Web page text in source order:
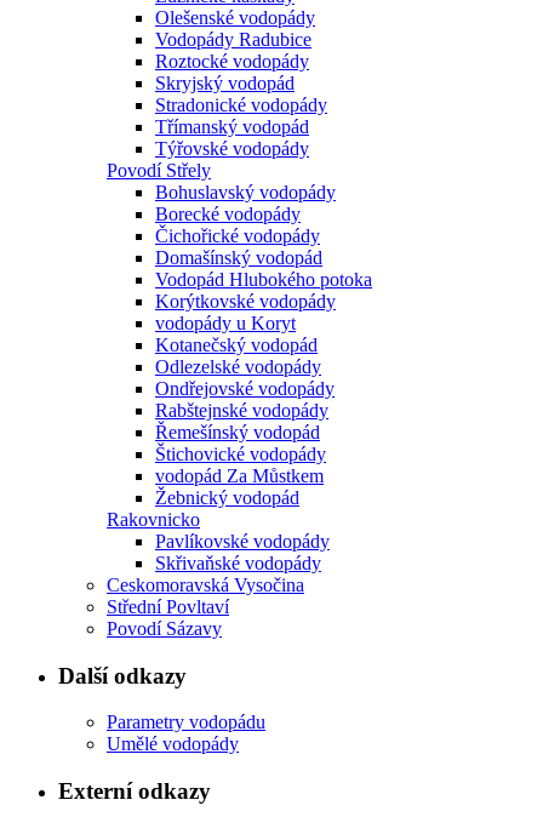
Olešenské vodopády
Vodopády Radubice
Roztocké vodopády
Skryjský vodopád
Stradonické vodopády
Třímanský vodopád
Týřovské vodopády
Povodí Střely
Bohuslavský vodopády
Borecké vodopády
Čichořické vodopády
Domašínský vodopád
Vodopád Hlubokého potoka
Korýtkovské vodopády
vodopády u Koryt
Kotanečský vodopád
Odlezelské vodopády
Ondřejovské vodopády
Rabštejnské vodopády
Řemešínský vodopád
Štichovické vodopády
vodopád Za Můstkem
Žebnický vodopád
Rakovnicko
Pavlíkovské vodopády
Skřivaňské vodopády
Ceskomoravská Vysočina
Střední Povltaví
Povodí Sázavy
Další odkazy
Parametry vodopádu
Umělé vodopády
Externí odkazy